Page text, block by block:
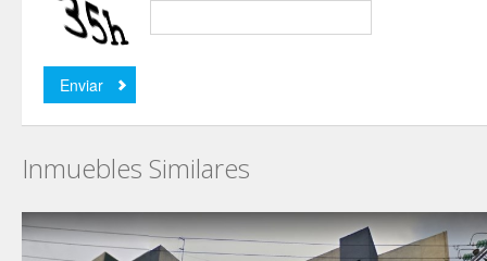
Inmuebles Similares